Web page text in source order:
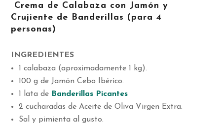
Crema de Calabaza con Jamón y
Crujiente de Banderillas (para 4
personas)
INGREDIENTES
1 calabaza (aproximadamente 1 kg).
100 g de Jamón Cebo Ibérico.
1 lata de Banderillas Picantes
2 cucharadas de Aceite de Oliva Virgen Extra.
Sal y pimienta al gusto.